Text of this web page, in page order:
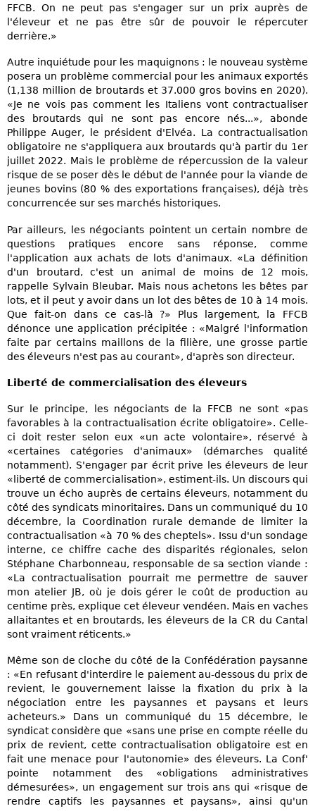
FFCB. On ne peut pas s'engager sur un prix auprès de
l'éleveur et ne pas être sûr de pouvoir le répercuter
derrière.»
Autre inquiétude pour les maquignons : le nouveau système
posera un problème commercial pour les animaux exportés
(1,138 million de broutards et 37.000 gros bovins en 2020).
«Je ne vois pas comment les Italiens vont contractualiser
des broutards qui ne sont pas encore nés...», abonde
Philippe Auger, le président d'Elvéa. La contractualisation
obligatoire ne s'appliquera aux broutards qu'à partir du 1er
juillet 2022. Mais le problème de répercussion de la valeur
risque de se poser dès le début de l'année pour la viande de
jeunes bovins (80 % des exportations françaises), déjà très
concurrencée sur ses marchés historiques.
Par ailleurs, les négociants pointent un certain nombre de
questions pratiques encore sans réponse, comme
l'application aux achats de lots d'animaux. «La définition
d'un broutard, c'est un animal de moins de 12 mois,
rappelle Sylvain Bleubar. Mais nous achetons les bêtes par
lots, et il peut y avoir dans un lot des bêtes de 10 à 14 mois.
Que fait-on dans ce cas-là ?» Plus largement, la FFCB
dénonce une application précipitée : «Malgré l'information
faite par certains maillons de la filière, une grosse partie
des éleveurs n'est pas au courant», d'après son directeur.
Liberté de commercialisation des éleveurs
Sur le principe, les négociants de la FFCB ne sont «pas
favorables à la contractualisation écrite obligatoire». Celle-
ci doit rester selon eux «un acte volontaire», réservé à
«certaines catégories d'animaux» (démarches qualité
notamment). S'engager par écrit prive les éleveurs de leur
«liberté de commercialisation», estiment-ils. Un discours qui
trouve un écho auprès de certains éleveurs, notamment du
côté des syndicats minoritaires. Dans un communiqué du 10
décembre, la Coordination rurale demande de limiter la
contractualisation «à 70 % des cheptels». Issu d'un sondage
interne, ce chiffre cache des disparités régionales, selon
Stéphane Charbonneau, responsable de sa section viande :
«La contractualisation pourrait me permettre de sauver
mon atelier JB, où je dois gérer le coût de production au
centime près, explique cet éleveur vendéen. Mais en vaches
allaitantes et en broutards, les éleveurs de la CR du Cantal
sont vraiment réticents.»
Même son de cloche du côté de la Confédération paysanne
: «En refusant d'interdire le paiement au-dessous du prix de
revient, le gouvernement laisse la fixation du prix à la
négociation entre les paysannes et paysans et leurs
acheteurs.» Dans un communiqué du 15 décembre, le
syndicat considère que «sans une prise en compte réelle du
prix de revient, cette contractualisation obligatoire est en
fait une menace pour l'autonomie» des éleveurs. La Conf'
pointe notamment des «obligations administratives
démesurées», un engagement sur trois ans qui «risque de
rendre captifs les paysannes et paysans», ainsi qu'un